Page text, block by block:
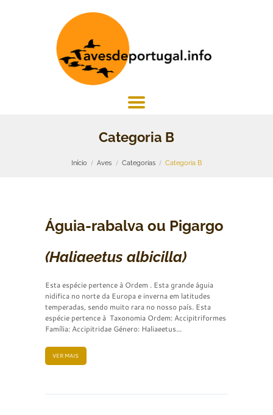
Categoria B
Início Aves Categorias Categoria B
Águia-rabalva ou Pigargo
(Haliaeetus albicilla)
Esta espécie pertence à Ordem . Esta grande águia
nidifica no norte da Europa e inverna em latitudes
temperadas, sendo muito rara no nosso país. Esta
espécie pertence à Taxonomia Ordem: Accipitriformes
Família: Accipitridae Género: Haliaeetus...
VER MAIS